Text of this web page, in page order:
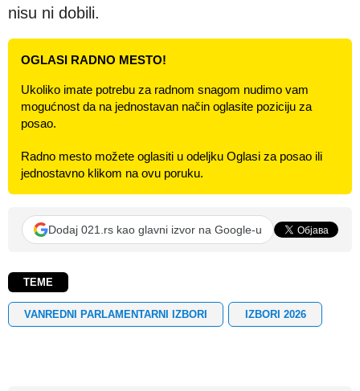
nisu ni dobili.
OGLASI RADNO MESTO!
Ukoliko imate potrebu za radnom snagom nudimo vam
mogućnost da na jednostavan način oglasite poziciju za
posao.
Radno mesto možete oglasiti u odeljku Oglasi za posao ili
jednostavno klikom na ovu poruku.
Dodaj 021.rs kao glavni izvor na Google-u
TEME
VANREDNI PARLAMENTARNI IZBORI IZBORI 2026